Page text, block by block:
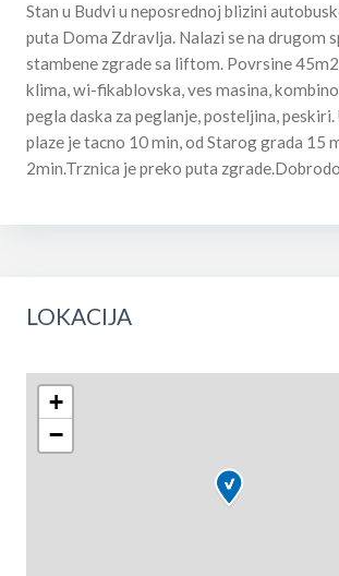
Stan u Budvi u neposrednoj blizini
puta Doma Zdravlja. Nalazi se na drugom
stambene zgrade sa liftom. Povrsine
klima, wi-fikablovska, ves masina,
pegla daska za peglanje, posteljina,
plaze je tacno 10 min, od Starog grada 15
2min.Trznica je preko puta
LOKACIJA
+
−